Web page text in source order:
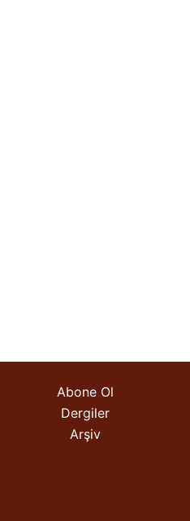
Abone Ol
Dergiler
Arşiv